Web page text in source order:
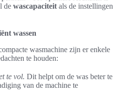
de wascapaciteit als de instellingen
wassen
wasmachine zijn er enkele
te houden:
te vol. Dit helpt om de was beter te
van de machine te